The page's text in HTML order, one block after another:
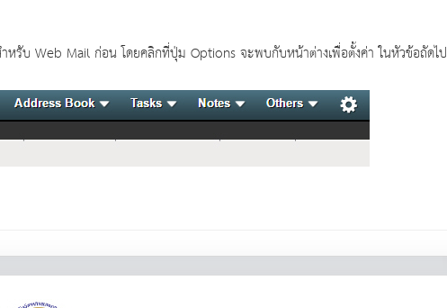
หรับ Web Mail ก่อน โดยคลิกที่ปุ่ม Options จะพบกับหน้าต่างเพื่อตั้งค่า ในหัวข้อถัดไป